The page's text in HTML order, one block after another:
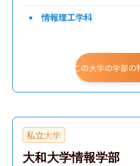
情報理工学科
この大学の学部の
私立大学
大和大学情報学部